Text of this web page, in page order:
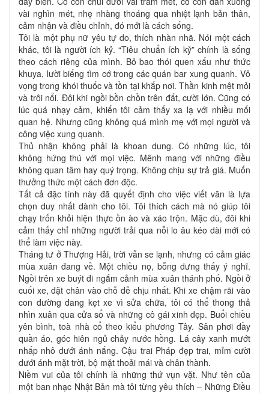
vài nghìn mét, nhẹ nhàng thoáng qua nhiệt lạnh bản thân,
cảm nhận và điều chỉnh, đó mới là cách sống.
Tôi là một phụ nữ yêu tự do, thích nhàn nhã. Nói một cách
khác, tôi là người ích kỷ. “Tiêu chuẩn ích kỷ” chính là sống
theo cách riêng của mình. Bỏ bao thói quen xấu như thức
khuya, lười biếng tìm cớ trong các quán bar xung quanh. Vô
vọng trong khói thuốc và tồn tại khắp nơi. Thần kinh mệt mỏi
và trôi nổi. Đôi khi ngồi bồn chồn trên đất, cười lớn. Cũng có
lúc quá nhạy cảm, khiến tôi cảm thấy xa lạ với nhiều mối
quan hệ. Nhưng cũng không quá mình mẹ với mọi người và
công việc xung quanh.
Thủ nhận không phải là khoan dung. Có những lúc, tôi
không hứng thú với mọi việc. Mênh mang với những điều
không quan tâm hay quý trọng. Không chịu sự trả giá. Muốn
thưởng thức một cách đơn độc.
Tất cả đặc tính này đã quyết định cho việc viết văn là lựa
chọn duy nhất dành cho tôi. Tôi thích cách mà nó giúp tôi
chạy trốn khỏi hiện thực ồn ào và xáo trộn. Mặc dù, đôi khi
cảm thấy chỉ những người trải qua nỗi lo âu kéo dài mới có
thể làm việc này.
Tháng tư ở Thượng Hải, trời vẫn se lạnh, nhưng có cảm giác
mùa xuân đang về. Một chiều nọ, bỗng dưng thấy ý nghĩ.
Ngồi trên xe buýt đi ngắm cảnh mùa xuân thánh phố. Ngồi ở
cuối xe, đặt chân vào chỗ dễ chịu nhất. Khi xe chậm rãi vào
con đường đang kẹt xe vì sửa chữa, tôi có thể thong thả
nhìn xuân qua cửa sổ và những cô gái xinh đẹp. Buổi chiều
yên bình, toà nhà cổ theo kiểu phương Tây. Sân phơi đầy
quần áo, góc hiên ngủ chảy nước hồng. Lá cây xanh mướt
nhấp nhô dưới ánh nắng. Cậu trai Pháp đẹp trai, mỉm cười
dưới ánh mặt trời, bộ mặt thoải mái và chân thành.
Niềm vui của tôi chính là những thứ vụn vặt. Như tên của
một ban nhạc Nhật Bản mà tôi từng yêu thích – Những Điều